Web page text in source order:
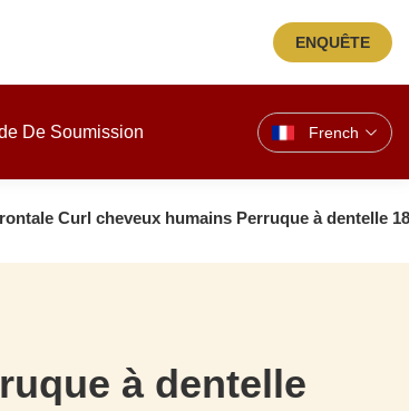
ENQUÊTE
De Soumission French
Curl cheveux humains Perruque à dentelle
à dentelle